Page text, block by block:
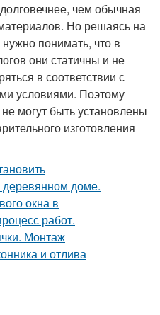
чем обычная
Но решаясь на
понимать, что в
они статичны и не
в соответствии с
условиями. Поэтому
могут быть установлены
изготовления